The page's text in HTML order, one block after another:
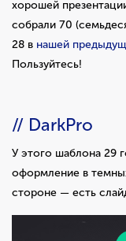
хорошей
собрали 70
28 в нашей
Пользуйтесь!
// DarkPro
У этого шаблона 29
оформление в
стороне — есть